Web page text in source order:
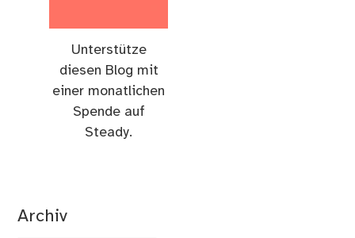
Unterstütze
diesen Blog mit
einer monatlichen
Spende auf
Steady.
Archiv